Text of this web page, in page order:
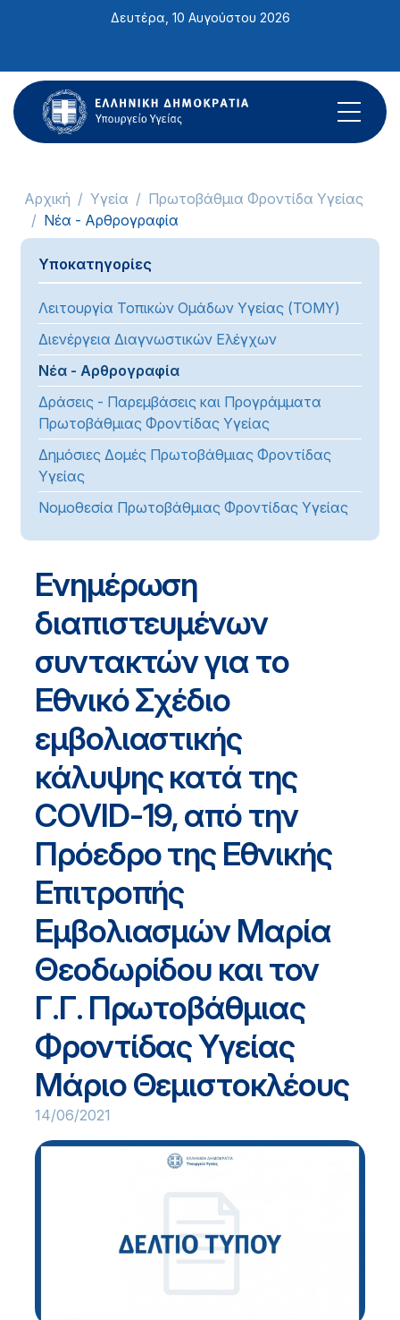
ιστότοπος
περιλαμβάνει
ένα
σύστημα
Δευτέρα, 10 Αυγούστου 2026
Αρχική Υγεία
Πρωτοβάθμια Φροντίδα Υγείας
Νέα - Αρθρογραφία
Υποκατηγορίες
Λειτουργία Τοπικών Ομάδων Υγείας (ΤΟΜΥ)
Διενέργεια Διαγνωστικών Ελέγχων
Νέα - Αρθρογραφία
Δράσεις - Παρεμβάσεις και Προγράμματα
Πρωτοβάθμιας Φροντίδας Υγείας
Δημόσιες Δομές Πρωτοβάθμιας Φροντίδας
Υγείας
Νομοθεσία Πρωτοβάθμιας Φροντίδας Υγείας
Ενημέρωση
διαπιστευμένων
συντακτών για το
Εθνικό Σχέδιο
εμβολιαστικής
κάλυψης κατά της
COVID-19, από την
Πρόεδρο της Εθνικής
Επιτροπής
Εμβολιασμών Μαρία
Θεοδωρίδου και τον
Γ.Γ. Πρωτοβάθμιας
Φροντίδας Υγείας
Μάριο Θεμιστοκλέους
14/06/2021